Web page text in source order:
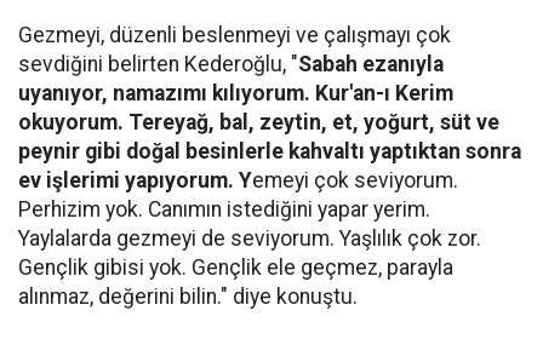
Gezmeyi, düzenli beslenmeyi ve çalışmayı çok
sevdiğini belirten Kederoğlu, "Sabah ezanıyla
uyanıyor, namazımı kılıyorum. Kur'an-ı Kerim
okuyorum. Tereyağ, bal, zeytin, et, yoğurt, süt ve
peynir gibi doğal besinlerle kahvaltı yaptıktan sonra
ev işlerimi yapıyorum. Yemeyi çok seviyorum.
Perhizim yok. Canımın istediğini yapar yerim.
Yaylalarda gezmeyi de seviyorum. Yaşlılık çok zor.
Gençlik gibisi yok. Gençlik ele geçmez, parayla
alınmaz, değerini bilin." diye konuştu.